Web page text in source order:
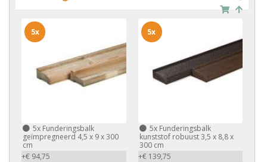
5x Funderingsbalk
geïmpregneerd 4,5 x 9 x 300
cm
+€ 94,75
5x
5xFunderingsbalk
kunststof robuust 3,5 x 8,8 x
300 cm
+€ 139,75
5x